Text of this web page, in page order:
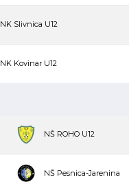
NK Slivnica U12
NK Kovinar U12
NŠ ROHO U12
NŠ Pesnica-Jarenina